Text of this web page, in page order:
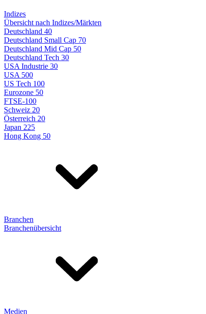
Indizes
Übersicht nach Indizes/Märkten
Deutschland 40
Deutschland Small Cap 70
Deutschland Mid Cap 50
Deutschland Tech 30
USA Industrie 30
USA 500
US Tech 100
Eurozone 50
FTSE-100
Schweiz 20
Österreich 20
Japan 225
Hong Kong 50
Branchen
Branchenübersicht
Medien